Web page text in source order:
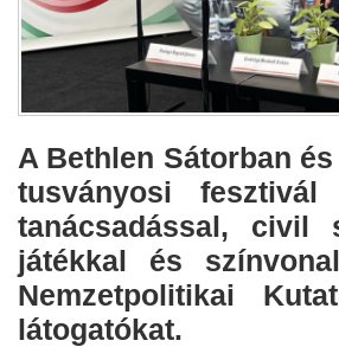
A Bethlen Sátorban
tusványosi
tanácsadással, civil
játékkal és
Nemzetpolitikai
látogatókat.